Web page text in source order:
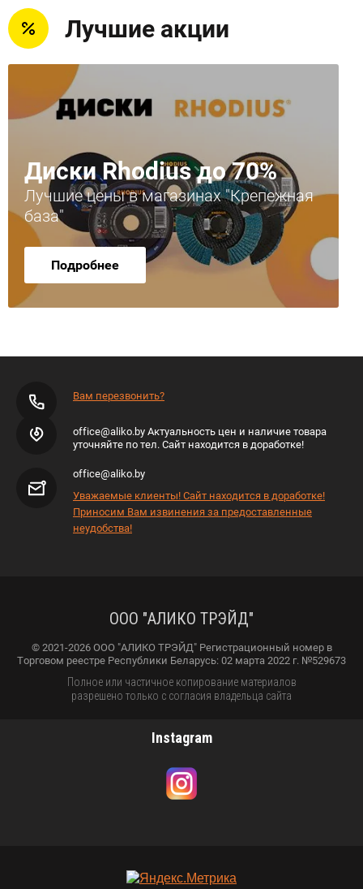
Лучшие акции
Диски Rhodius до 70%
Лучшие цены в магазинах "Крепежная
база"
Подробнее
Вам перезвонить?
office@aliko.by Актуальность цен и наличие товара
уточняйте по тел. Сайт находится в доработке!
office@aliko.by
Уважаемые клиенты! Сайт находится в доработке!
Приносим Вам извинения за предоставленные
неудобства!
ООО "АЛИКО ТРЭЙД"
© 2021-2026 ООО "АЛИКО ТРЭЙД" Регистрационный номер в
Торговом реестре Республики Беларусь: 02 марта 2022 г. №529673
Полное или частичное копирование материалов
разрешено только с согласия владельца сайта
Instagram